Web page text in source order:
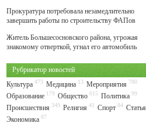
Прокуратура потребовала незамедлительно
завершить работы по строительству ФАПов
Житель Большесосновского района, угрожая
знакомому отверткой, угнал его автомобиль
Рубрикатор новостей
Культура 473 Медицина 13 Мероприятия 780
Образование 179 Общество 615 Политика 99
Происшествия 349 Религия 41 Спорт 84 Статья
Экономика 87